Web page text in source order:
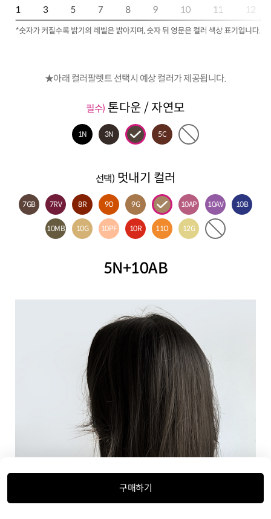
구매하기
★아래 컬러팔렛트 선택시 예상 컬러가 제공됩니다.
필수) 톤다운 / 자연모
1N 3N 5C
선택) 멋내기 컬러
7GB 7RV 8R 9O 9G 10AP 10AV 10B
10MB 10G 10PF 10R 11O 12G
5N+10AB